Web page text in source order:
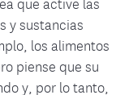
y sustancias
los alimentos
piense que su
y, por lo tanto,